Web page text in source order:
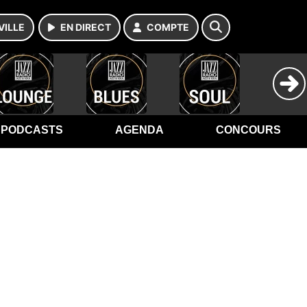
EN DIRECT COMPTE
PODCASTS AGENDA CONCOURS